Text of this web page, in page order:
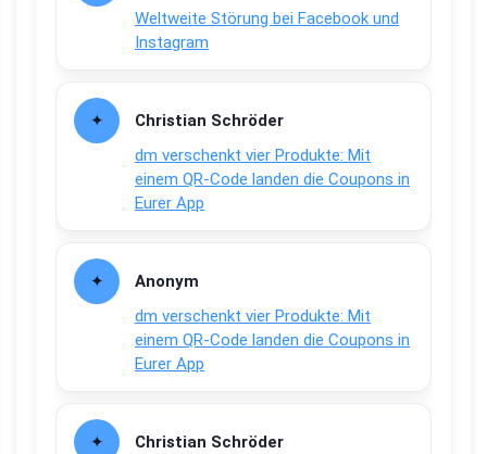
Weltweite Störung bei Facebook und
Instagram
Christian Schröder
dm verschenkt vier Produkte: Mit
einem QR-Code landen die Coupons in
Eurer App
Anonym
dm verschenkt vier Produkte: Mit
einem QR-Code landen die Coupons in
Eurer App
Christian Schröder